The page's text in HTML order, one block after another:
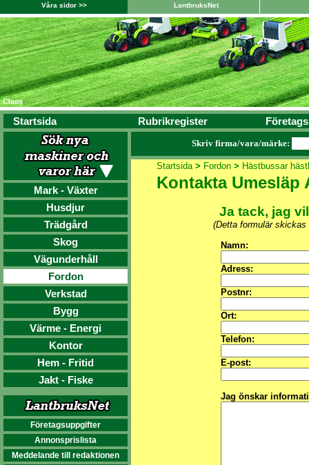
Våra sidor >> LantbruksNet
Startsida Rubrikregister
Mark - Växter
Husdjur
Trädgård
Skog
Vägunderhåll
Fordon
Verkstad
Bygg
Värme - Energi
Kontor
Hem - Fritid
Jakt - Fiske
Företagsuppgifter
Annonsprislista
Meddelande till redaktionen
Skriv firma/vara/märke:
Startsida> Fordon> Hästbussar
Kontakta Umesläp
Ja tack, jag
(Detta formulär
Namn:
Adress:
Postnr:
Ort:
Telefon:
E-post:
Jag önskar